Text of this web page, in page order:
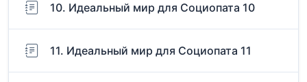
10. Идеальный мир для Социопата 10
11. Идеальный мир для Социопата 11